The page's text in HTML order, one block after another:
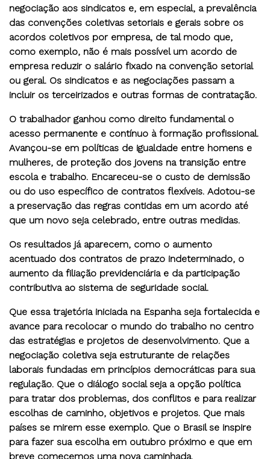
negociação aos sindicatos e, em especial, a prevalência
das convenções coletivas setoriais e gerais sobre os
acordos coletivos por empresa, de tal modo que,
como exemplo, não é mais possível um acordo de
empresa reduzir o salário fixado na convenção setorial
ou geral. Os sindicatos e as negociações passam a
incluir os terceirizados e outras formas de contratação.
O trabalhador ganhou como direito fundamental o
acesso permanente e contínuo à formação profissional.
Avançou-se em políticas de igualdade entre homens e
mulheres, de proteção dos jovens na transição entre
escola e trabalho. Encareceu-se o custo de demissão
ou do uso específico de contratos flexíveis. Adotou-se
a preservação das regras contidas em um acordo até
que um novo seja celebrado, entre outras medidas.
Os resultados já aparecem, como o aumento
acentuado dos contratos de prazo indeterminado, o
aumento da filiação previdenciária e da participação
contributiva ao sistema de seguridade social.
Que essa trajetória iniciada na Espanha seja fortalecida e
avance para recolocar o mundo do trabalho no centro
das estratégias e projetos de desenvolvimento. Que a
negociação coletiva seja estruturante de relações
laborais fundadas em princípios democráticas para sua
regulação. Que o diálogo social seja a opção política
para tratar dos problemas, dos conflitos e para realizar
escolhas de caminho, objetivos e projetos. Que mais
países se mirem esse exemplo. Que o Brasil se inspire
para fazer sua escolha em outubro próximo e que em
breve comecemos uma nova caminhada.